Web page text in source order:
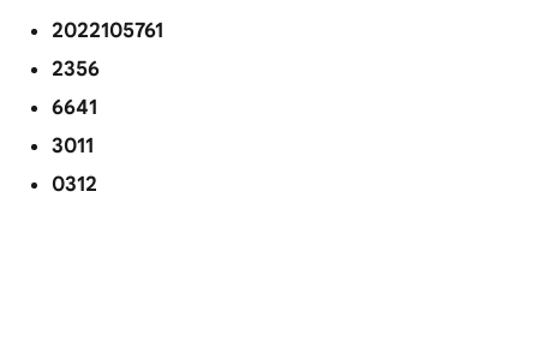
2022105761
2356
6641
3011
0312